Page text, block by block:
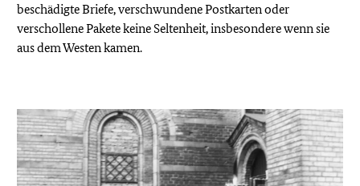
beschädigte Briefe, verschwundene Postkarten oder
verschollene Pakete keine Seltenheit, insbesondere wenn sie
aus dem Westen kamen.